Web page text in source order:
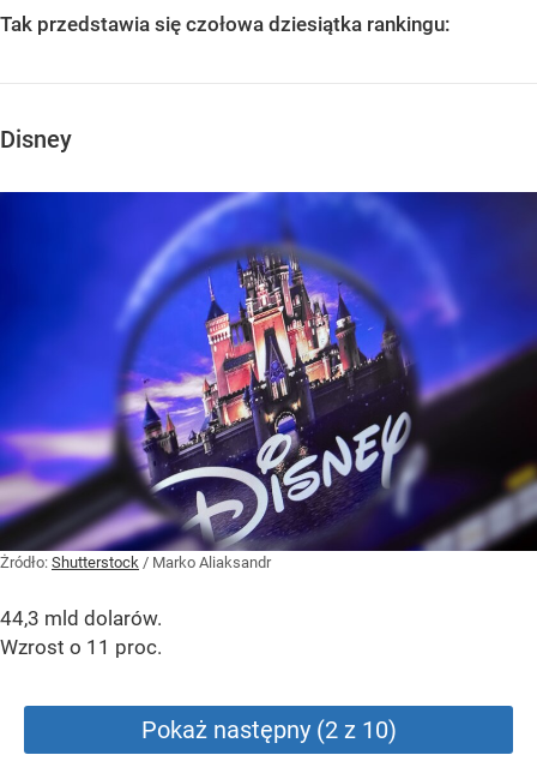
Tak przedstawia się czołowa dziesiątka rankingu:
Disney
Żródło: Shutterstock / Marko Aliaksandr
44,3 mld dolarów.
Wzrost o 11 proc.
Pokaż następny (2 z 10)